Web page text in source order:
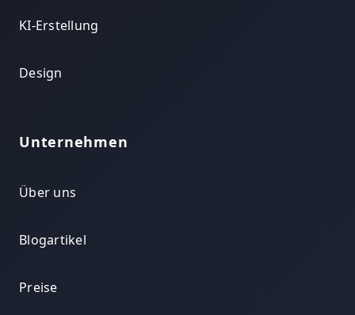
KI-Erstellung
Design
Unternehmen
Über uns
Blogartikel
Preise